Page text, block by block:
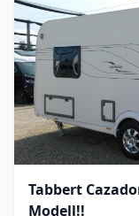
Tabbert
Modell!!